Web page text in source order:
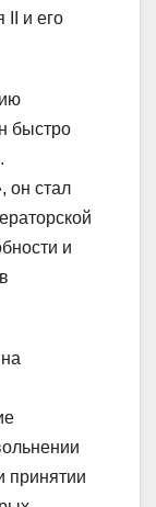
II и его
быстро
он стал
и
принятии